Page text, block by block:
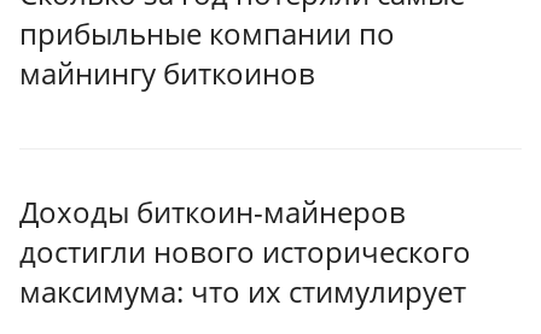
прибыльные компании по
майнингу биткоинов
Доходы биткоин-майнеров
достигли нового исторического
максимума: что их стимулирует